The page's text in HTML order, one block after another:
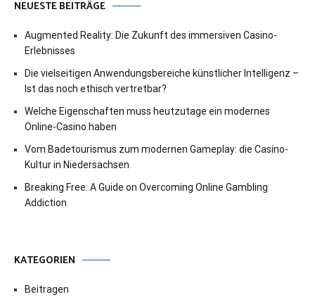
NEUESTE BEITRÄGE
Augmented Reality: Die Zukunft des immersiven Casino-
Erlebnisses
Die vielseitigen Anwendungsbereiche künstlicher Intelligenz –
Ist das noch ethisch vertretbar?
Welche Eigenschaften muss heutzutage ein modernes
Online-Casino haben
Vom Badetourismus zum modernen Gameplay: die Casino-
Kultur in Niedersachsen
Breaking Free: A Guide on Overcoming Online Gambling
Addiction
KATEGORIEN
Beitragen